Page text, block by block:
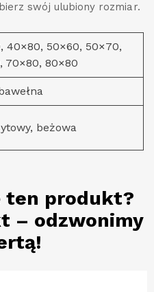
swój ulubiony rozmiar.
40×80, 50×60, 50×70,
70×80, 80×80
beżowa
ten produkt?
– odzwonimy